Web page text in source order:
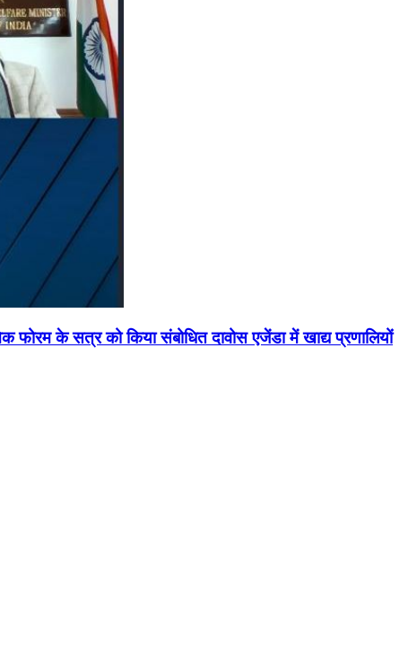
फोरम के सत्र को किया संबोधित दावोस एजेंडा में खाद्य प्रणालियों